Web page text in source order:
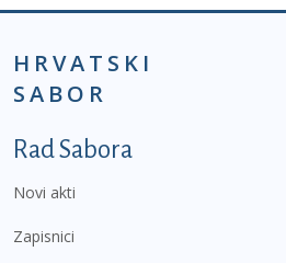
HRVATSKI
SABOR
Podnožje prvi izbornik
Rad Sabora
Novi akti
Zapisnici